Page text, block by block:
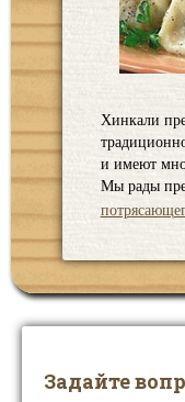
Хинкали
и имеют
Мы рады
Задайте